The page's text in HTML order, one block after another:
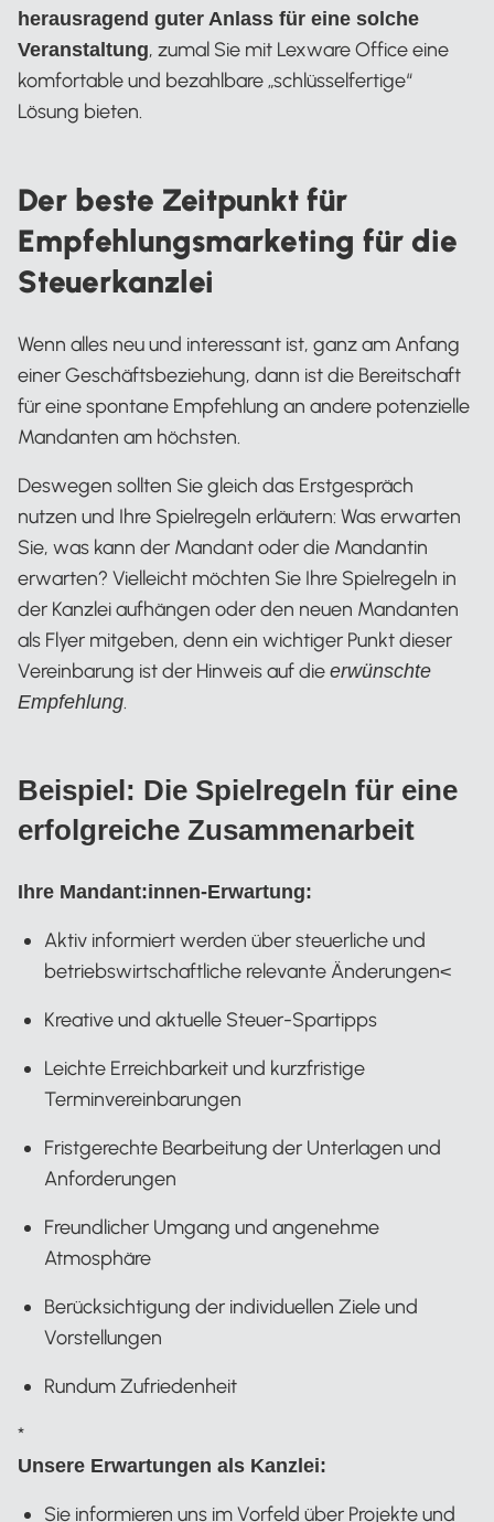
herausragend guter Anlass für eine solche
Veranstaltung, zumal Sie mit Lexware Office eine
komfortable und bezahlbare „schlüsselfertige“
Lösung bieten.
Der beste Zeitpunkt für
Empfehlungsmarketing für die
Steuerkanzlei
Wenn alles neu und interessant ist, ganz am Anfang
einer Geschäftsbeziehung, dann ist die Bereitschaft
für eine spontane Empfehlung an andere potenzielle
Mandanten am höchsten.
Deswegen sollten Sie gleich das Erstgespräch
nutzen und Ihre Spielregeln erläutern: Was erwarten
Sie, was kann der Mandant oder die Mandantin
erwarten? Vielleicht möchten Sie Ihre Spielregeln in
der Kanzlei aufhängen oder den neuen Mandanten
als Flyer mitgeben, denn ein wichtiger Punkt dieser
Vereinbarung ist der Hinweis auf die erwünschte
Empfehlung.
Beispiel: Die Spielregeln für eine
erfolgreiche Zusammenarbeit
Ihre Mandant:innen-Erwartung:
Aktiv informiert werden über steuerliche und
betriebswirtschaftliche relevante Änderungen<
Kreative und aktuelle Steuer-Spartipps
Leichte Erreichbarkeit und kurzfristige
Terminvereinbarungen
Fristgerechte Bearbeitung der Unterlagen und
Anforderungen
Freundlicher Umgang und angenehme
Atmosphäre
Berücksichtigung der individuellen Ziele und
Vorstellungen
Rundum Zufriedenheit
*
Unsere Erwartungen als Kanzlei:
Sie informieren uns im Vorfeld über Projekte und